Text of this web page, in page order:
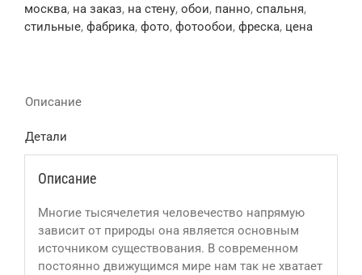
москва, на заказ, на стену, обои, панно, спальня,
стильные, фабрика, фото, фотообои, фреска, цена
Описание
Детали
Описание
Многие тысячелетия человечество напрямую
зависит от природы она является основным
источником существования. В современном
постоянно движущимся мире нам так не хватает